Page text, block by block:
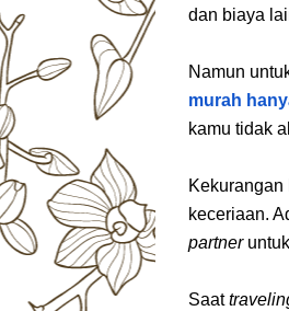
dan biaya
Namun
murah
kamu tidak
keceriaan.
partner
Saat